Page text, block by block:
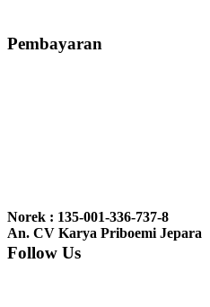
bale2 dan kursi teras saya sudah
nyesel deh beli geby...
Pembayaran
Norek : 135-001-336-737-8
An. CV Karya Priboemi Jepara
Follow Us